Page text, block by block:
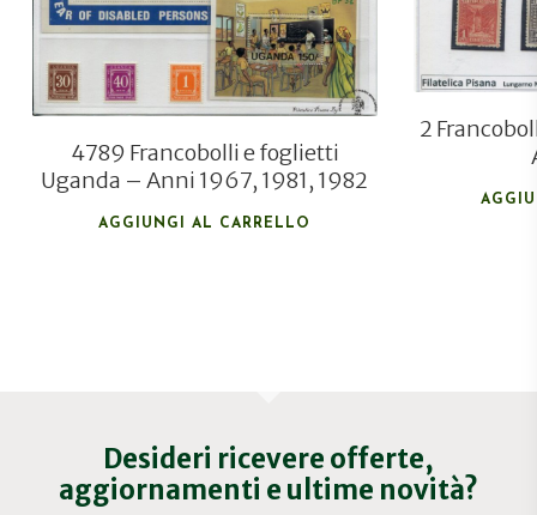
4789 Francobolli e foglietti
Uganda – Anni 1967, 1981, 1982
AGGIUNGI AL CARRELLO
2
Desideri ricevere offerte,
aggiornamenti e ultime novità?